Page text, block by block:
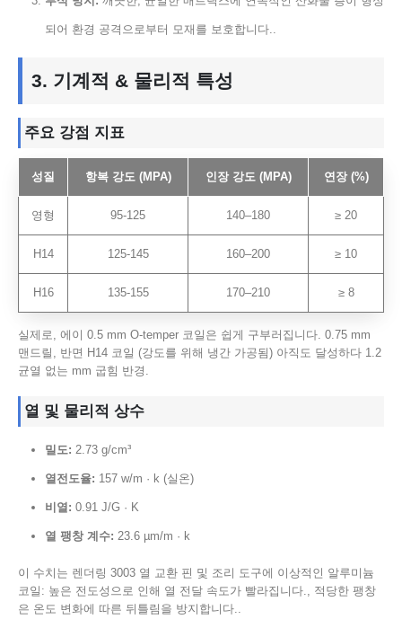
되어 환경 공격으로부터 모재를 보호합니다..
3. 기계적 & 물리적 특성
주요 강점 지표
성질 항복 강도 (MPA) 인장 강도 (MPA) 연장 (%)
영형 95-125 140–180 ≥ 20
H14 125-145 160–200 ≥ 10
H16 135-155 170–210 ≥ 8
실제로, 에이 0.5 mm O-temper 코일은 쉽게 구부러집니다. 0.75 mm
맨드릴, 반면 H14 코일 (강도를 위해 냉간 가공됨) 아직도 달성하다 1.2
균열 없는 mm 굽힘 반경.
열 및 물리적 상수
밀도: 2.73 g/cm³
열전도율: 157 w/m · k (실온)
비열: 0.91 J/G · K
열 팽창 계수: 23.6 µm/m · k
이 수치는 렌더링 3003 열 교환 핀 및 조리 도구에 이상적인 알루미늄
코일: 높은 전도성으로 인해 열 전달 속도가 빨라집니다., 적당한 팽창
은 온도 변화에 따른 뒤틀림을 방지합니다..